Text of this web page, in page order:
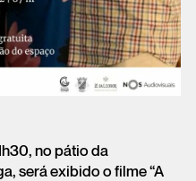
no pátio da
será exibido o filme “A